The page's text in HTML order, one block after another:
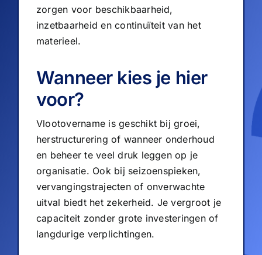
zorgen voor beschikbaarheid,
inzetbaarheid en continuïteit van het
materieel.
Wanneer kies je hier
voor?
Vlootovername is geschikt bij groei,
herstructurering of wanneer onderhoud
en beheer te veel druk leggen op je
organisatie. Ook bij seizoenspieken,
vervangingstrajecten of onverwachte
uitval biedt het zekerheid. Je vergroot je
capaciteit zonder grote investeringen of
langdurige verplichtingen.